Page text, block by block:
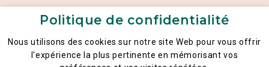
Politique de confidentialité
Nous utilisons des cookies sur notre site Web pour vous offrir
l'expérience la plus pertinente en mémorisant vos